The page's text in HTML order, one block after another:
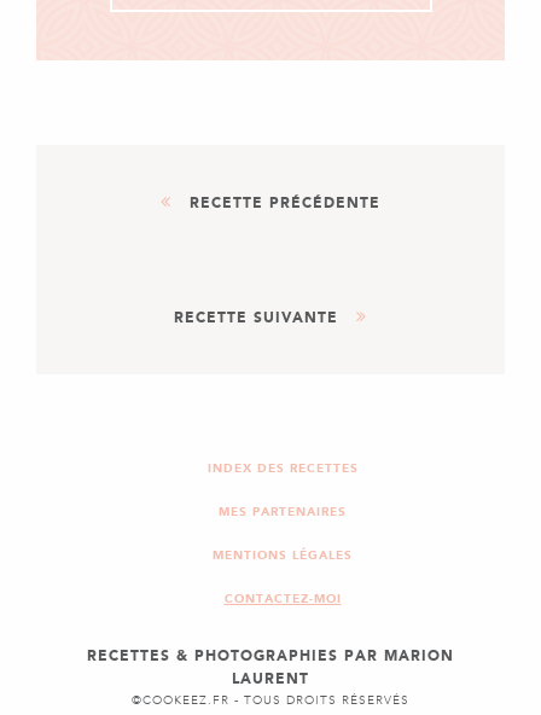
RECETTE PRÉCÉDENTE
LES BASES : LA PÂTE À
RECETTE SUIVANTE
INDEX DES RECETTES
MES PARTENAIRES
MENTIONS LÉGALES
CONTACTEZ-MOI
RECETTES & PHOTOGRAPHIES PAR MARION
LAURENT
©COOKEEZ.FR - TOUS DROITS RÉSERVÉS